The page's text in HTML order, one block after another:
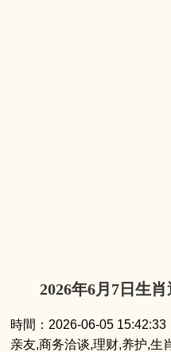
2026年6月7日生
時間：2026-06-05
亲友,商务洽谈,理财,养护,生